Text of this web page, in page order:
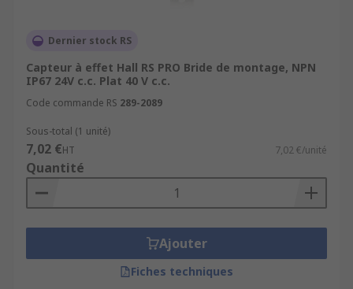
Dernier stock RS
Capteur à effet Hall RS PRO Bride de montage, NPN
IP67 24V c.c. Plat 40 V c.c.
Code commande RS 289-2089
Sous-total (1 unité)
7,02 €HT 7,02 €/unité
Quantité
Ajouter
Fiches techniques